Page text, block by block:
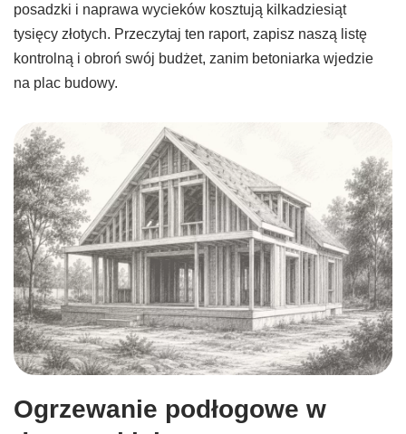
posadzki i naprawa wycieków kosztują kilkadziesiąt
tysięcy złotych. Przeczytaj ten raport, zapisz naszą listę
kontrolną i obroń swój budżet, zanim betoniarka wjedzie
na plac budowy.
Ogrzewanie podłogowe w